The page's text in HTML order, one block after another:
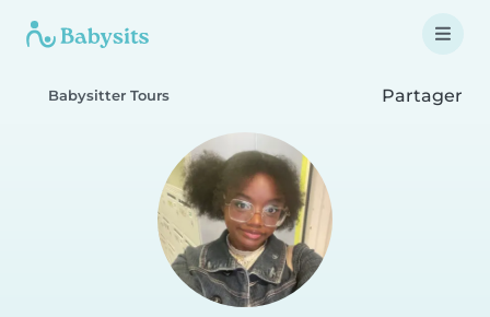
Babysitter Tours Partager